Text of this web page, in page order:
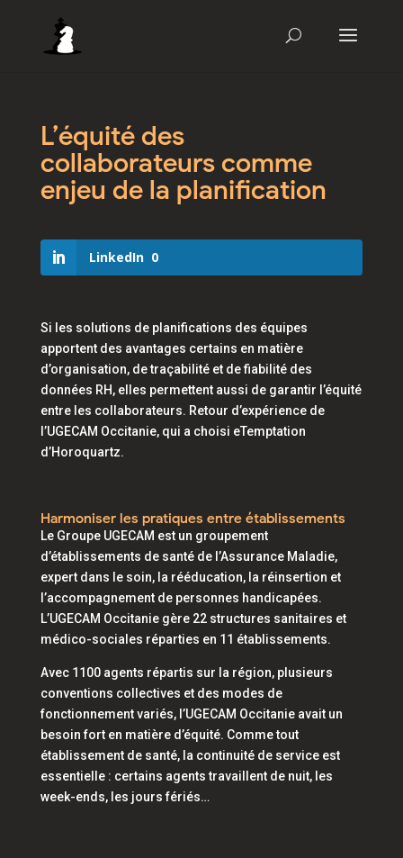
L’équité des
collaborateurs comme
enjeu de la planification
LinkedIn 0
Si les solutions de planifications des équipes
apportent des avantages certains en matière
d’organisation, de traçabilité et de fiabilité des
données RH, elles permettent aussi de garantir l’équité
entre les collaborateurs. Retour d’expérience de
l’UGECAM Occitanie, qui a choisi eTemptation
d’Horoquartz.
Harmoniser les pratiques entre établissements
Le Groupe UGECAM est un groupement
d’établissements de santé de l’Assurance Maladie,
expert dans le soin, la rééducation, la réinsertion et
l’accompagnement de personnes handicapées.
L’UGECAM Occitanie gère 22 structures sanitaires et
médico-sociales réparties en 11 établissements.
Avec 1100 agents répartis sur la région, plusieurs
conventions collectives et des modes de
fonctionnement variés, l’UGECAM Occitanie avait un
besoin fort en matière d’équité. Comme tout
établissement de santé, la continuité de service est
essentielle : certains agents travaillent de nuit, les
week-ends, les jours fériés…